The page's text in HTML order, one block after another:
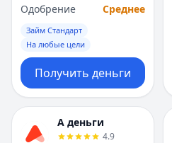
Одобрение
Среднее
Займ Стандарт
На любые цели
Получить деньги
А деньги
4.9